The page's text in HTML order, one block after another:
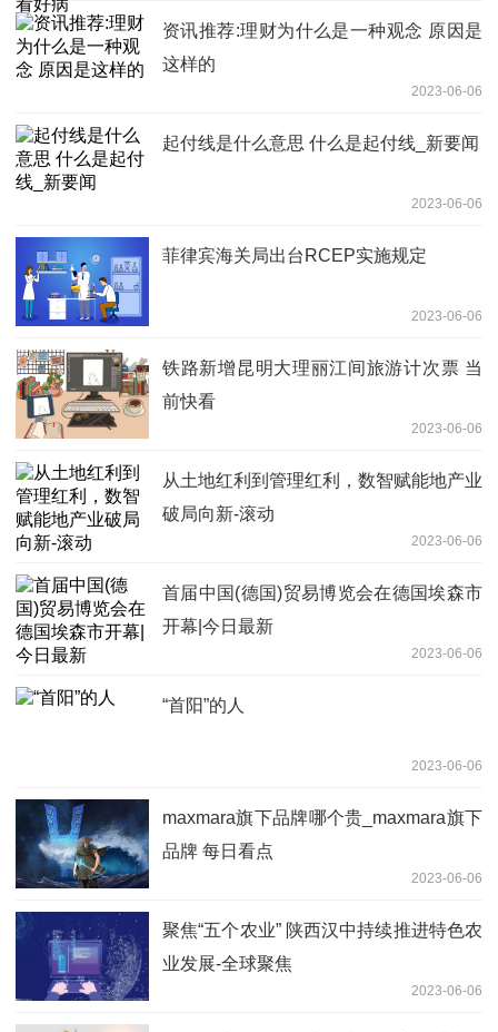
资讯推荐:理财为什么是一种观念 原因是
这样的
2023-06-06
起付线是什么意思 什么是起付线_新要闻
2023-06-06
菲律宾海关局出台RCEP实施规定
2023-06-06
铁路新增昆明大理丽江间旅游计次票 当
前快看
2023-06-06
从土地红利到管理红利，数智赋能地产业
破局向新-滚动
2023-06-06
首届中国(德国)贸易博览会在德国埃森市
开幕|今日最新
2023-06-06
“首阳”的人
2023-06-06
maxmara旗下品牌哪个贵_maxmara旗下
品牌 每日看点
2023-06-06
聚焦“五个农业” 陕西汉中持续推进特色农
业发展-全球聚焦
2023-06-06